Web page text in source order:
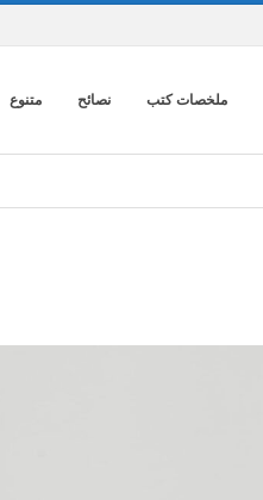
ملخصات كتب نصائح متنوع